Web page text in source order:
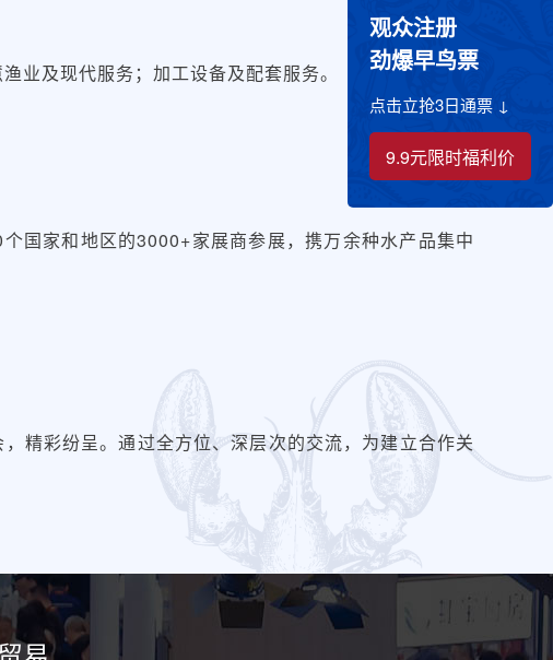
业及现代服务；加工设备及配套服务。
国家和地区的3000+家展商参展，携万余种水产品集中
精彩纷呈。通过全方位、深层次的交流，为建立合作关
观众注册
劲爆早鸟票
点击立抢3日通票 ↓
9.9元限时福利价